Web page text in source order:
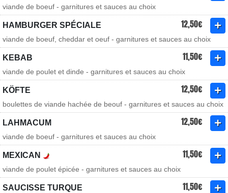
viande de boeuf - garnitures et sauces au choix
HAMBURGER SPÉCIALE 12,50€
viande de boeuf, cheddar et oeuf - garnitures et sauces au choix
KEBAB 11,50€
viande de poulet et dinde - garnitures et sauces au choix
KÖFTE 12,50€
boulettes de viande hachée de beouf - garnitures et sauces au choix
LAHMACUM 12,50€
viande de boeuf - garnitures et sauces au choix
MEXICAN 11,50€
viande de poulet épicée - garnitures et sauces au choix
SAUCISSE TURQUE 11,50€